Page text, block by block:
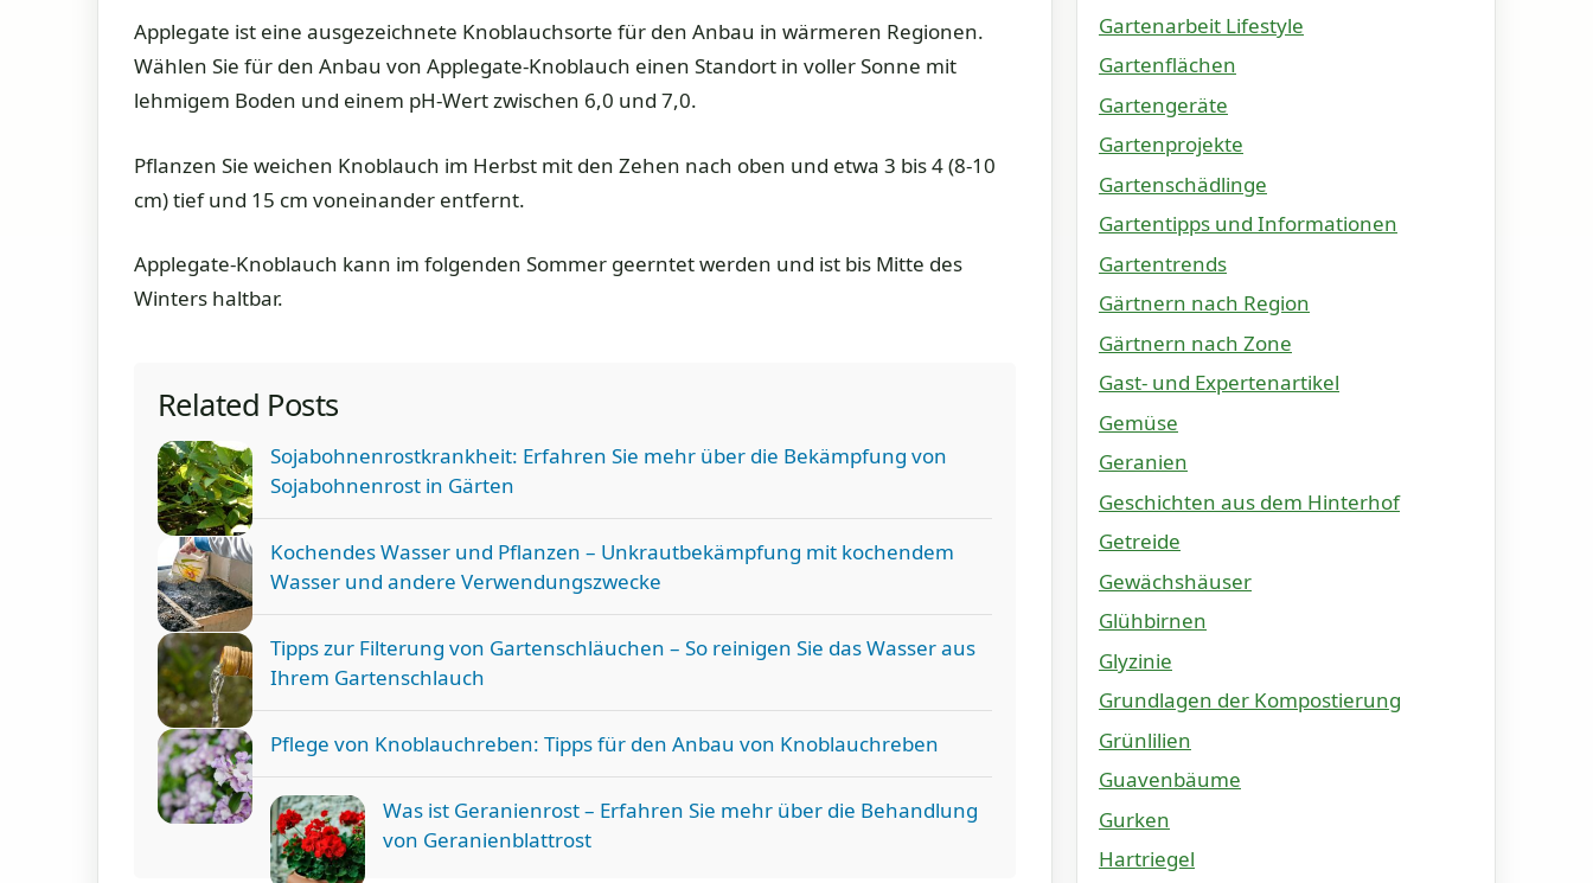
Applegate ist eine ausgezeichnete Knoblauchsorte für den Anbau in wärmeren Regionen.
Wählen Sie für den Anbau von Applegate-Knoblauch einen Standort in voller Sonne mit
lehmigem Boden und einem pH-Wert zwischen 6,0 und 7,0.
Pflanzen Sie weichen Knoblauch im Herbst mit den Zehen nach oben und etwa 3 bis 4 (8-10
cm) tief und 15 cm voneinander entfernt.
Applegate-Knoblauch kann im folgenden Sommer geerntet werden und ist bis Mitte des
Winters haltbar.
Related Posts
Sojabohnenrostkrankheit: Erfahren Sie mehr über die Bekämpfung von
Sojabohnenrost in Gärten
Kochendes Wasser und Pflanzen – Unkrautbekämpfung mit kochendem
Wasser und andere Verwendungszwecke
Tipps zur Filterung von Gartenschläuchen – So reinigen Sie das Wasser aus
Ihrem Gartenschlauch
Pflege von Knoblauchreben: Tipps für den Anbau von Knoblauchreben
Was ist Geranienrost – Erfahren Sie mehr über die Behandlung
von Geranienblattrost
Gartenarbeit Lifestyle
Gartenflächen
Gartengeräte
Gartenprojekte
Gartenschädlinge
Gartentipps und Informationen
Gartentrends
Gärtnern nach Region
Gärtnern nach Zone
Gast- und Expertenartikel
Gemüse
Geranien
Geschichten aus dem Hinterhof
Getreide
Gewächshäuser
Glühbirnen
Glyzinie
Grundlagen der Kompostierung
Grünlilien
Guavenbäume
Gurken
Hartriegel